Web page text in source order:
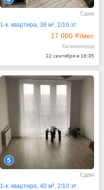
Сдам
1-к. квартира, 38 м², 1/10 эт.
17 000 /мес
Калининград
22 сентября в 16:35
5
Сдам
1-к. квартира, 40 м², 2/10 эт.